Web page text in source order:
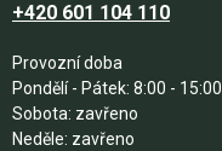
+420 601 104 110
Provozní doba
Pondělí - Pátek: 8:00 - 15:00
Sobota: zavřeno
Neděle: zavřeno